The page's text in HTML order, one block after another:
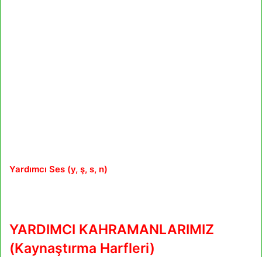
Yardımcı Ses (y, ş, s, n)
YARDIMCI KAHRAMANLARIMIZ
(Kaynaştırma Harfleri)